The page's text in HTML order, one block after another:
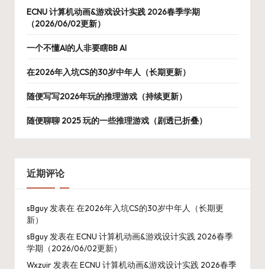
ECNU 计算机动画&游戏设计实践 2026春季学期
（2026/06/02更新）
一个不懂AI的人非要瞎BB AI
在2026年入坑CS的30岁中年人（长期更新）
随便写写2026年玩的推理游戏（持续更新）
随便聊聊 2025 玩的一些推理游戏（剧透已折叠）
近期评论
sBguy发表在在2026年入坑CS的30岁中年人（长期更
新）
sBguy发表在ECNU 计算机动画&游戏设计实践 2026春季
学期（2026/06/02更新）
Wxzuir发表在ECNU 计算机动画&游戏设计实践 2026春季